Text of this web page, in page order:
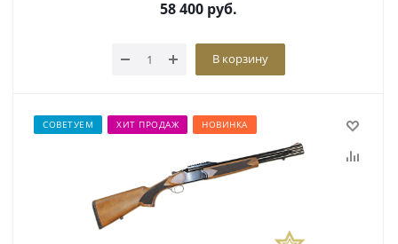
58 400 руб.
В корзину
СОВЕТУЕМ ХИТ ПРОДАЖ НОВИНКА